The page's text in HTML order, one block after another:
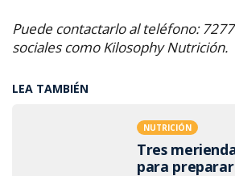
Puede contactarlo al teléfono:
sociales como Kilosophy Nutrición.
LEA TAMBIÉN
NUTRICIÓN
Tres
para